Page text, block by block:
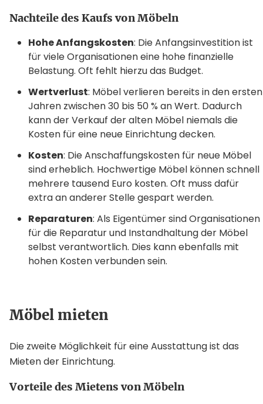
Nachteile des Kaufs von Möbeln
Hohe Anfangskosten: Die Anfangsinvestition ist
für viele Organisationen eine hohe finanzielle
Belastung. Oft fehlt hierzu das Budget.
Wertverlust: Möbel verlieren bereits in den ersten
Jahren zwischen 30 bis 50 % an Wert. Dadurch
kann der Verkauf der alten Möbel niemals die
Kosten für eine neue Einrichtung decken.
Kosten: Die Anschaffungskosten für neue Möbel
sind erheblich. Hochwertige Möbel können schnell
mehrere tausend Euro kosten. Oft muss dafür
extra an anderer Stelle gespart werden.
Reparaturen: Als Eigentümer sind Organisationen
für die Reparatur und Instandhaltung der Möbel
selbst verantwortlich. Dies kann ebenfalls mit
hohen Kosten verbunden sein.
Möbel mieten
Die zweite Möglichkeit für eine Ausstattung ist das
Mieten der Einrichtung.
Vorteile des Mietens von Möbeln